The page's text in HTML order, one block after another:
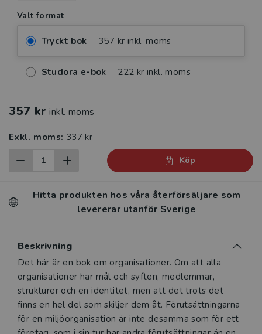
Valt format
Tryckt bok 357 kr inkl. moms
Studora e-bok 222 kr inkl. moms
357 kr inkl. moms
Exkl. moms: 337 kr
Köp
Hitta produkten hos våra återförsäljare som
levererar utanför Sverige
Beskrivning
Beskrivning
Det här är en bok om organisationer. Om att alla
organisationer har mål och syften, medlemmar,
strukturer och en identitet, men att det trots det
finns en hel del som skiljer dem åt. Förutsättningarna
för en miljöorganisation är inte desamma som för ett